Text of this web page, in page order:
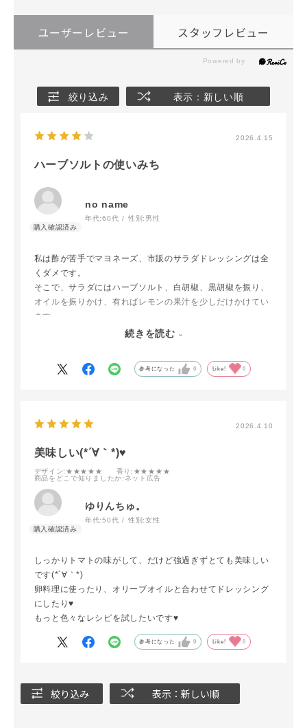
ユーザーレビュー スタッフレビュー
絞り込み 表示：新しい順
2026.4.15
ハーブソルトの使いみち
no name
年代:60代 性別: 男性
私は酢が苦手でマヨネーズ、市販のサラダドレッシングは全
くダメです。
そこで、サラダにはハーブソルト、白胡椒、黒胡椒を振り、
オイルを振りかけ、有ればレモンの果汁を少しだけかけてい
ます。
まだ、試していませんが、チキンソテーの下味に合いそうで
続きを読む
参考になった 0 Like! 0
2026.4.10
美味しい(*´∀｀*)♥
デザイン:★★★★★ 香り :★★★★★
商品をどこで知りましたか:ネット広告
ゆりんちゅ。
年代:50代 性別:女性
しっかりトマトの味がして、だけど強過ぎずとても美味しい
です(*´∀｀*)
卵料理に使ったり、オリーブオイルと合わせてドレッシング
にしたり♥
もっと色々なレシピを試したいです♥
参考になった 0 Like! 0
絞り込み 表示：新しい順